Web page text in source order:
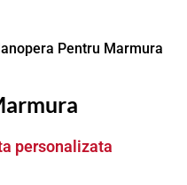
Pentru Marmura
personalizata